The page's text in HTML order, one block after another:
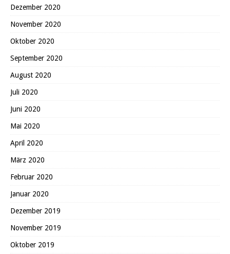
Dezember 2020
November 2020
Oktober 2020
September 2020
August 2020
Juli 2020
Juni 2020
Mai 2020
April 2020
März 2020
Februar 2020
Januar 2020
Dezember 2019
November 2019
Oktober 2019